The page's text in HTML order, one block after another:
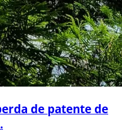
de patente de